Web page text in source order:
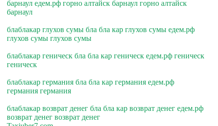
барнаул едем.рф горно алтайск барнаул горно алтайск
барнаул
блаблакар глухов сумы бла бла кар глухов сумы едем.рф
глухов сумы глухов сумы
блаблакар геническ бла бла кар геническ едем.рф геническ
геническ
блаблакар германия бла бла кар германия едем.рф
германия германия
блаблакар возврат денег бла бла кар возврат денег едем.рф
возврат денег возврат денег